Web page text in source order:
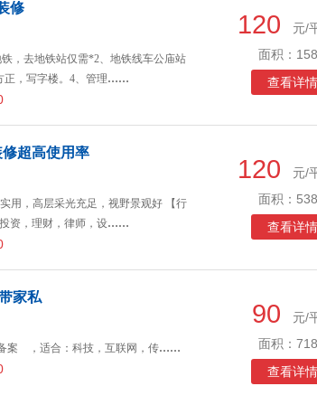
修
，去地铁站仅需*2、地铁线车公庙站
正，写字楼。4、管理……
120
元/
面积：
查看详情
超高使用率
用，高层采光充足，视野景观好 【行
资，理财，律师，设……
120
元/
面积：
查看详情
家私
案 ，适合：科技，互联网，传……
90
元/
面积：
查看详情